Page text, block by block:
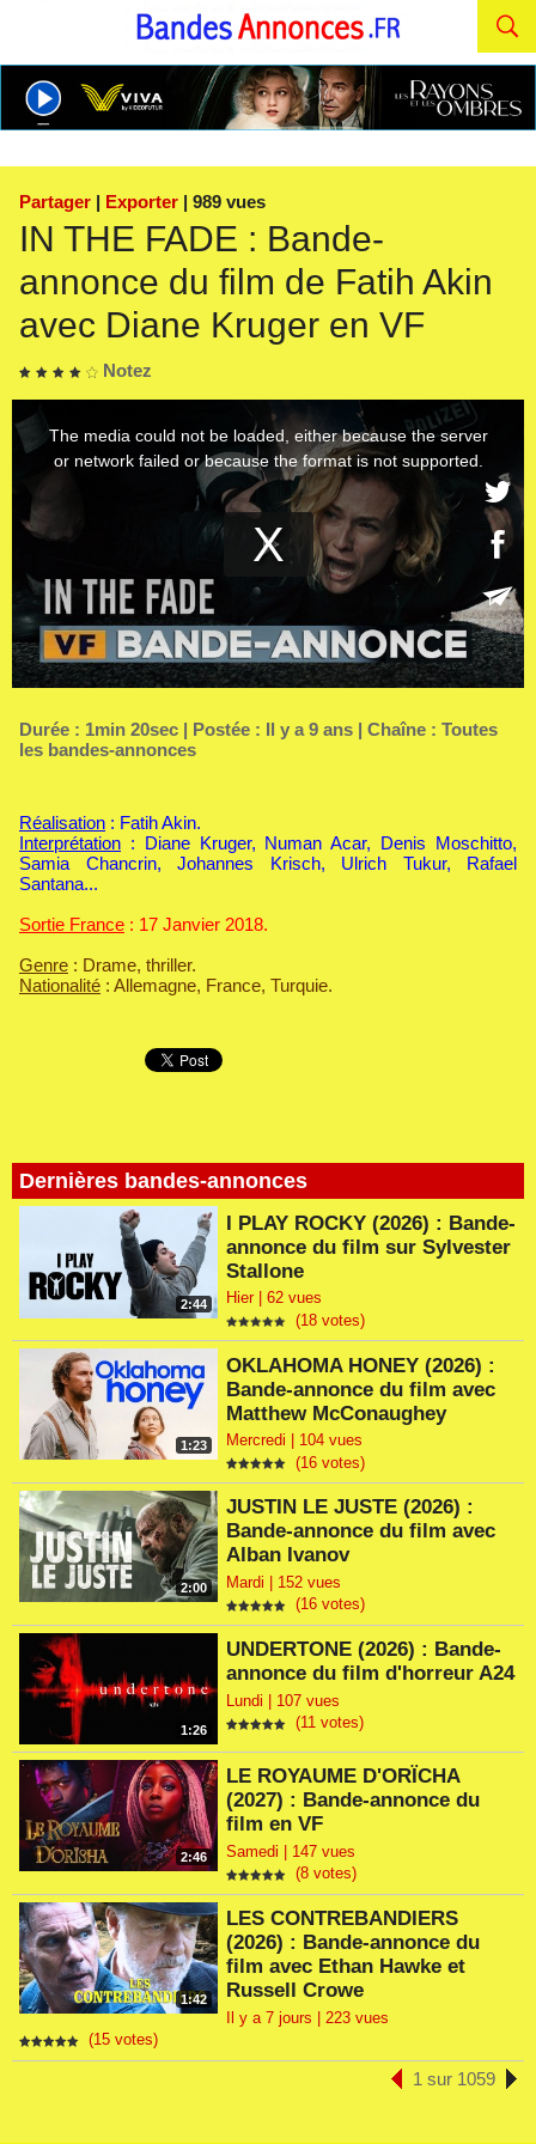
Partager | Exporter | 989 vues
IN THE FADE : Bande-
annonce du film de Fatih Akin
avec Diane Kruger en VF
Notez
Dernières bandes-annonces
2:44
I PLAY ROCKY (2026) : Bande-
annonce du film sur Sylvester
Stallone
Hier | 62 vues
(18 votes)
1:23
OKLAHOMA HONEY (2026) :
Bande-annonce du film avec
Matthew McConaughey
Mercredi | 104 vues
(16 votes)
2:00
JUSTIN LE JUSTE (2026) :
Bande-annonce du film avec
Alban Ivanov
Mardi | 152 vues
(16 votes)
1:26
UNDERTONE (2026) : Bande-
annonce du film d'horreur A24
Lundi | 107 vues
(11 votes)
2:46
LE ROYAUME D'ORÏCHA
(2027) : Bande-annonce du
film en VF
Samedi | 147 vues
(8 votes)
1:42
LES CONTREBANDIERS
(2026) : Bande-annonce du
film avec Ethan Hawke et
Russell Crowe
Il y a 7 jours | 223 vues
(15 votes)
1 sur 1059
Durée : 1min 20sec | Postée : Il y a 9 ans | Chaîne : Toutes
les bandes-annonces
Réalisation : Fatih Akin.
Interprétation : Diane Kruger, Numan Acar, Denis Moschitto,
Samia Chancrin, Johannes Krisch, Ulrich Tukur, Rafael
Santana...
Sortie France : 17 Janvier 2018.
Genre : Drame, thriller.
Nationalité : Allemagne, France, Turquie.